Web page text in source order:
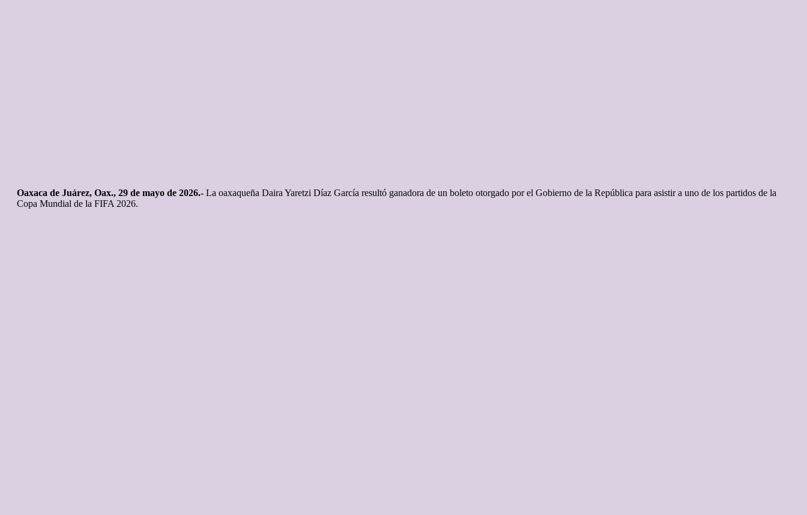
Oaxaca de Juárez, Oax., 29 de mayo de 2026.- La oaxaqueña Daira Yaretzi Díaz García resultó ganadora de un boleto otorgado por el Gobierno de la República para asistir a uno de los partidos de la
Copa Mundial de la FIFA 2026.